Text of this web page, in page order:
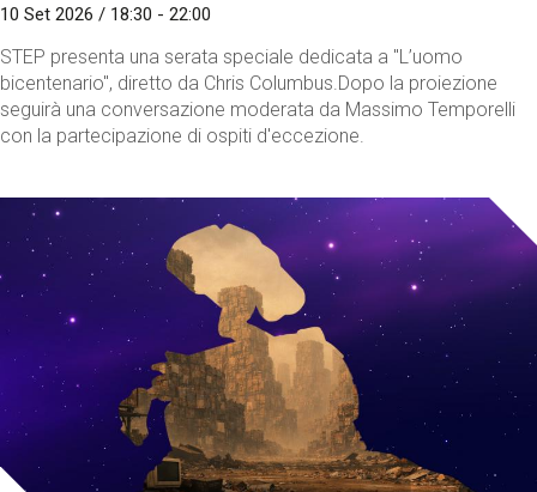
10 Set 2026 / 18:30 - 22:00
STEP presenta una serata speciale dedicata a "L’uomo
bicentenario", diretto da Chris Columbus.Dopo la proiezione
seguirà una conversazione moderata da Massimo Temporelli
con la partecipazione di ospiti d'eccezione.